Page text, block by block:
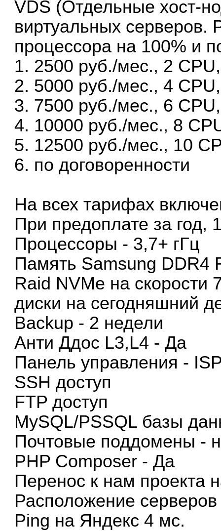
VDS (Отдельные хост-
виртуальных серверов.
процессора на 100% и
1. 2500 руб./мес., 2
2. 5000 руб./мес., 4
3. 7500 руб./мес., 6
4. 10000 руб./мес., 8
5. 12500 руб./мес., 10
6. по договоренности
На всех тарифах
При предоплате за год,
Процессоры - 3,7+ гГц
Память Samsung DDR4
Raid NVMe на
диски на сегодняшний
Backup - 2 недели
Анти Ддос L3,L4 - Да
Панель управления -
SSH доступ
FTP доступ
MySQL/PSSQL базы
Почтовые поддомены -
PHP Composer - Да
Перенос к нам проекта
Расположение
Ping на Яндекс 4 мс.